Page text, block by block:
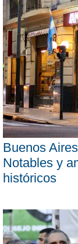
Buenos
Notables y
históricos